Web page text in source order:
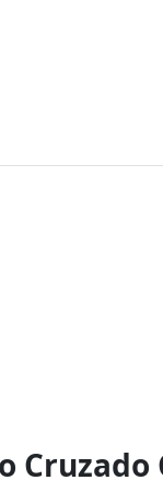
Cruzado